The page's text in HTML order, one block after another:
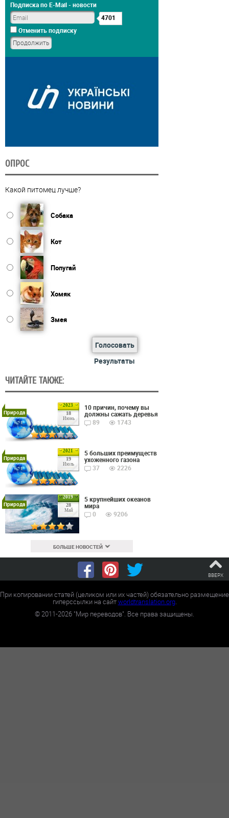
Подписка по E-Mail - новости
4701
Отменить подписку
ОПРОС
Какой питомец лучше?
Собака
Кот
Попугай
Хомяк
Змея
Голосовать
Результаты
ЧИТАЙТЕ ТАКЖЕ:
2023
18
Июнь
Природа
10 причин, почему вы
должны сажать деревья
89
1743
2021
19
Июль
Природа
5 больших преимуществ
ухоженного газона
37
2226
2019
28
Май
Природа
5 крупнейших океанов
мира
0
9206
БОЛЬШЕ НОВОСТЕЙ
ВВЕРХ
При копировании статей (целиком или их частей) обязательно размещение
гиперссылки на сайтworldtranslation.org.
©2011-2026 "Мир переводов". Все права защищены.